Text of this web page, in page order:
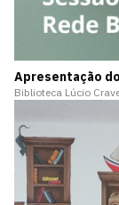
Apresentação
Biblioteca Lúcio